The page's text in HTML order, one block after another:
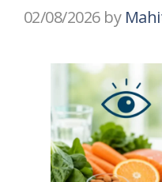
02/08/2026 by